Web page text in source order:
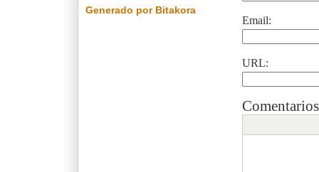
Email:
URL:
Generado por Bitakora